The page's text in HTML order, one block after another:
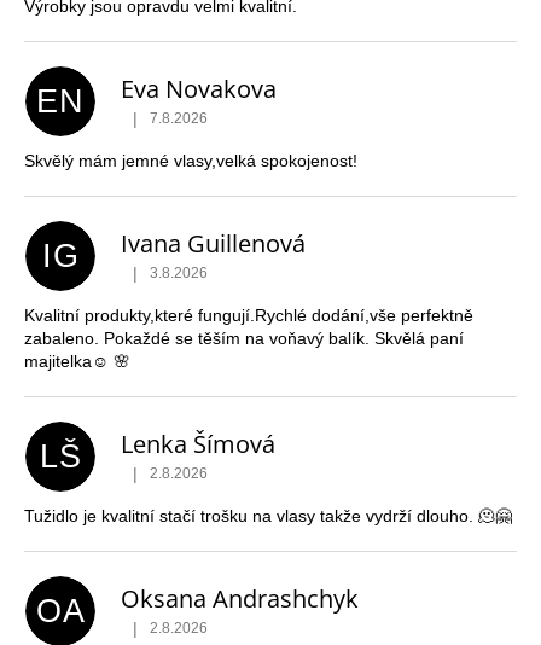
h
o
d
n
o
c
e
n
í
Výrobky jsou opravdu velmi kvalitní.
EN Eva Novakova
Hodnocení obchodu je 5 z 5 hvězdiček.
| 7.8.2026
Skvělý mám jemné vlasy,velká spokojenost!
IG Ivana Guillenová
Hodnocení obchodu je 5 z 5 hvězdiček.
| 3.8.2026
Kvalitní produkty,které fungují.Rychlé dodání,vše perfektně
zabaleno. Pokaždé se těším na voňavý balík. Skvělá paní
majitelka☺️ 🌸
LŠ Lenka Šímová
Hodnocení obchodu je 5 z 5 hvězdiček.
| 2.8.2026
Tužidlo je kvalitní stačí trošku na vlasy takže vydrží dlouho. 🫠🤗
OA Oksana Andrashchyk
Hodnocení obchodu je 5 z 5 hvězdiček.
| 2.8.2026
a
í
t
?
HLEDAT
p
o
r
u
č
j
e